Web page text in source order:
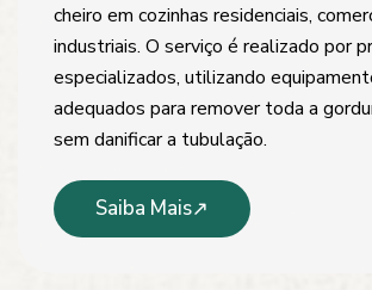
cheiro em cozinhas residenciais,
industriais. O serviço é realizado por
especializados, utilizando
adequados para remover toda a
sem danificar a tubulação.
Saiba Mais